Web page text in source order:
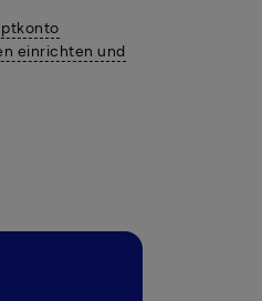
einrichten und